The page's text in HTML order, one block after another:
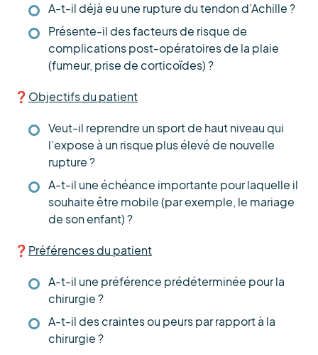
A-t-il déjà eu une rupture du tendon d’Achille ?
Présente-il des facteurs de risque de
complications post-opératoires de la plaie
(fumeur, prise de corticoïdes) ?
❓ Objectifs du patient
Veut-il reprendre un sport de haut niveau qui
l’expose à un risque plus élevé de nouvelle
rupture ?
A-t-il une échéance importante pour laquelle il
souhaite être mobile (par exemple, le mariage
de son enfant) ?
❓ Préférences du patient
A-t-il une préférence prédéterminée pour la
chirurgie ?
A-t-il des craintes ou peurs par rapport à la
chirurgie ?